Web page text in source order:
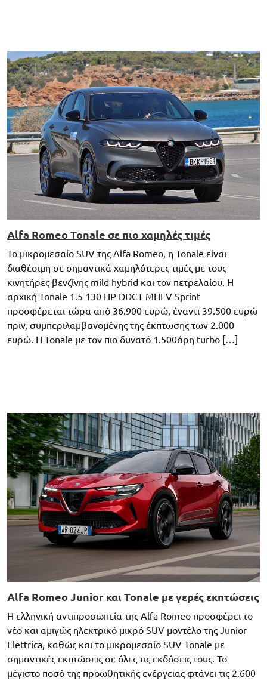
Alfa Romeo Tonale σε πιο χαμηλές τιμές
Το μικρομεσαίο SUV της Alfa Romeo, η Tonale είναι
διαθέσιμη σε σημαντικά χαμηλότερες τιμές με τους
κινητήρες βενζίνης mild hybrid και τον πετρελαίου. Η
αρχική Tonale 1.5 130 HP DDCT MHEV Sprint
προσφέρεται τώρα από 36.900 ευρώ, έναντι 39.500 ευρώ
πριν, συμπεριλαμβανομένης της έκπτωσης των 2.000
ευρώ. Η Tonale με τον πιο δυνατό 1.500άρη turbo […]
Alfa Romeo Junior και Tonale με γερές εκπτώσεις
Η ελληνική αντιπροσωπεία της Alfa Romeo προσφέρει το
νέο και αμιγώς ηλεκτρικό μικρό SUV μοντέλο της Junior
Elettrica, καθώς και το μικρομεσαίο SUV Tonale με
σημαντικές εκπτώσεις σε όλες τις εκδόσεις τους. Το
μέγιστο ποσό της προωθητικής ενέργειας φτάνει τις 2.600